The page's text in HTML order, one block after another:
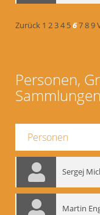
Zurück 1 234 56789
Personen,
Sammlungen
Personen
Sergej
Martin